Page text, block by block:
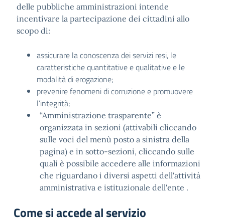
delle pubbliche amministrazioni intende
incentivare la partecipazione dei cittadini allo
scopo di:
assicurare la conoscenza dei servizi resi, le
caratteristiche quantitative e qualitative e le
modalità di erogazione;
prevenire fenomeni di corruzione e promuovere
l’integrità;
“Amministrazione trasparente” è
organizzata in sezioni (attivabili cliccando
sulle voci del menù posto a sinistra della
pagina) e in sotto-sezioni, cliccando sulle
quali è possibile accedere alle informazioni
che riguardano i diversi aspetti dell'attività
amministrativa e istituzionale dell'ente .
Come si accede al servizio